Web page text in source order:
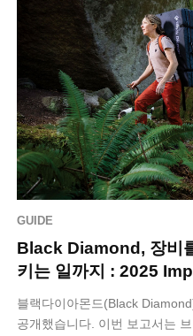
GUIDE
Black Diamond, 장비
키는 일까지 : 2025
블랙다이아몬드(Black
공개했습니다. 이번 보고서는